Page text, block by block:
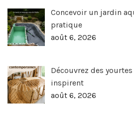
Concevoir un jardin
pratique
août 6, 2026
Découvrez des
inspirent
août 6, 2026